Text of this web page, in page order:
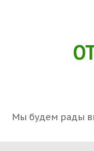
Мы будем рады